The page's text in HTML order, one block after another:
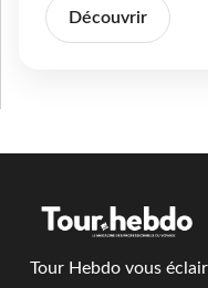
Découvrir
Tour Hebdo vous